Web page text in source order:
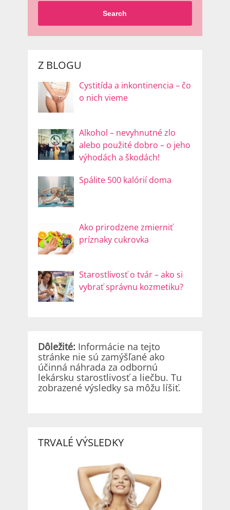
Search
Z BLOGU
Cystitída a inkontinencia – čo
o nich vieme
Alkohol – nevyhnutné zlo
alebo použité dobro – o jeho
výhodách a škodách!
Spálite 500 kalórií doma
Ako prirodzene zmierniť
príznaky cukrovka
Starostlivosť o tvár – ako si
vybrať správnu kozmetiku?
Dôležité: Informácie na tejto
stránke nie sú zamýšľané ako
účinná náhrada za odbornú
lekársku starostlivosť a liečbu. Tu
zobrazené výsledky sa môžu líšiť.
TRVALÉ VÝSLEDKY